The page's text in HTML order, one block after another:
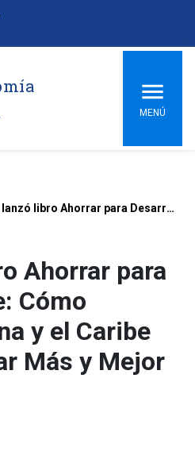
MENÚ
BID lanzó libro Ahorrar para Desarrollarse: Cómo América Latina y el Caribe Puede Ahorrar Más y Mejor
Ahorrar para
Cómo
y el Caribe
Más y Mejor